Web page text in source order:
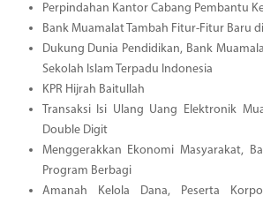
Perpindahan Kantor Cabang Pembantu
Bank Muamalat Tambah Fitur-Fitur Baru
Dukung Dunia Pendidikan, Bank
Sekolah Islam Terpadu Indonesia
KPR Hijrah Baitullah
Transaksi Isi Ulang Uang Elektronik
Double Digit
Menggerakkan Ekonomi Masyarakat,
Program Berbagi
Amanah Kelola Dana, Peserta